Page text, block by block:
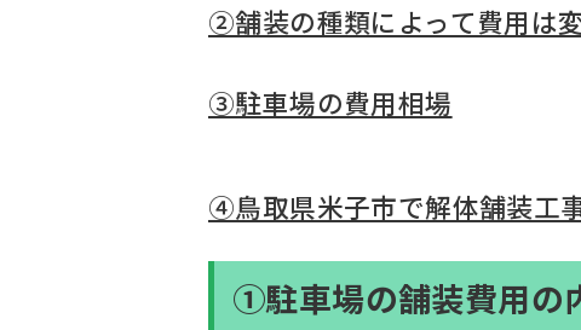
②舗装の種類によって費用は
③駐車場の費用相場
④鳥取県米子市で解体舗装工
➀駐車場の舗装費用の